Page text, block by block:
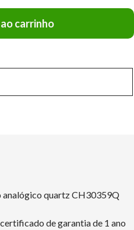
carrinho
quartz CH30359Q
de garantia de 1 ano